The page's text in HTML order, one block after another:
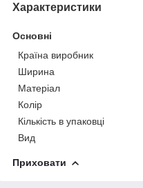
Характеристики
Основні
Країна виробник
Ширина
Матеріал
Колір
Кількість в упаковці
Вид
Приховати